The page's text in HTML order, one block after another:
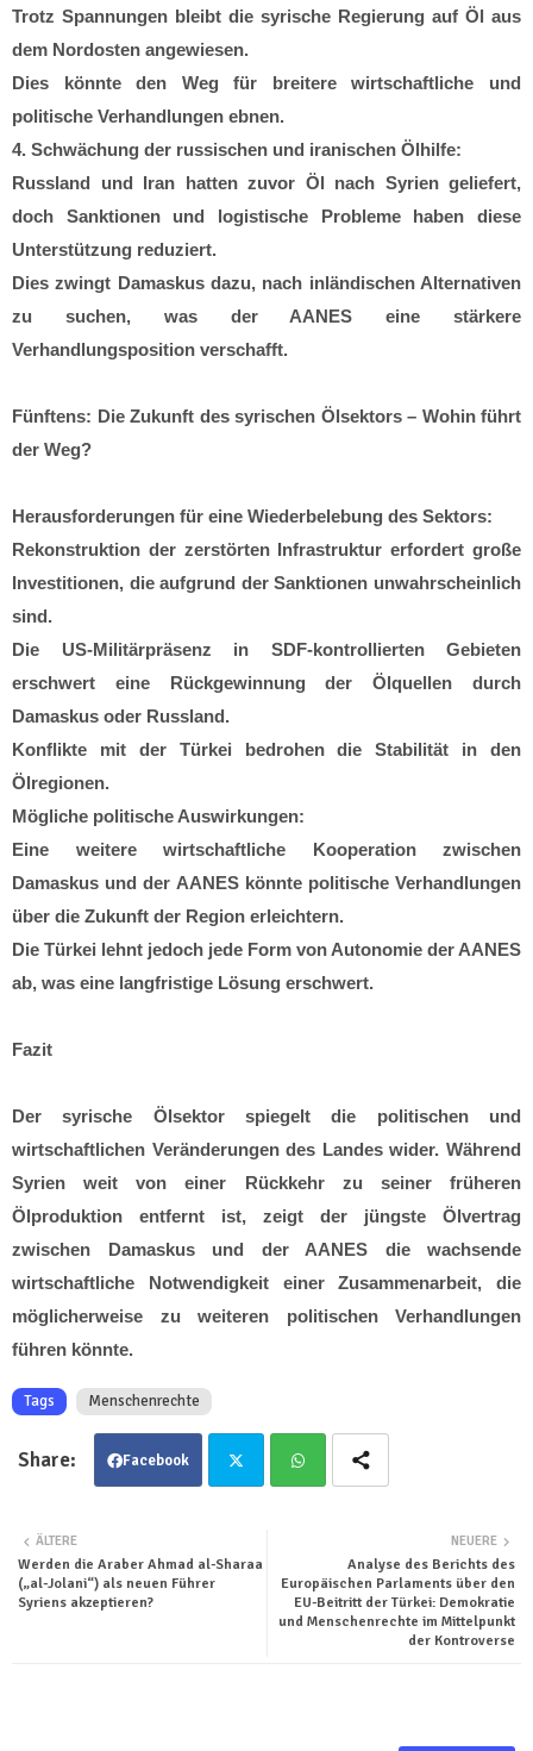
Trotz Spannungen bleibt die syrische Regierung auf Öl aus
dem Nordosten angewiesen.
Dies könnte den Weg für breitere wirtschaftliche und
politische Verhandlungen ebnen.
4. Schwächung der russischen und iranischen Ölhilfe:
Russland und Iran hatten zuvor Öl nach Syrien geliefert,
doch Sanktionen und logistische Probleme haben diese
Unterstützung reduziert.
Dies zwingt Damaskus dazu, nach inländischen Alternativen
zu suchen, was der AANES eine stärkere
Verhandlungsposition verschafft.
Fünftens: Die Zukunft des syrischen Ölsektors – Wohin führt
der Weg?
Herausforderungen für eine Wiederbelebung des Sektors:
Rekonstruktion der zerstörten Infrastruktur erfordert große
Investitionen, die aufgrund der Sanktionen unwahrscheinlich
sind.
Die US-Militärpräsenz in SDF-kontrollierten Gebieten
erschwert eine Rückgewinnung der Ölquellen durch
Damaskus oder Russland.
Konflikte mit der Türkei bedrohen die Stabilität in den
Ölregionen.
Mögliche politische Auswirkungen:
Eine weitere wirtschaftliche Kooperation zwischen
Damaskus und der AANES könnte politische Verhandlungen
über die Zukunft der Region erleichtern.
Die Türkei lehnt jedoch jede Form von Autonomie der AANES
ab, was eine langfristige Lösung erschwert.
Fazit
Der syrische Ölsektor spiegelt die politischen und
wirtschaftlichen Veränderungen des Landes wider. Während
Syrien weit von einer Rückkehr zu seiner früheren
Ölproduktion entfernt ist, zeigt der jüngste Ölvertrag
zwischen Damaskus und der AANES die wachsende
wirtschaftliche Notwendigkeit einer Zusammenarbeit, die
möglicherweise zu weiteren politischen Verhandlungen
führen könnte.
Tags Menschenrechte
Facebook
ter
pp
NEUERE
Analyse des Berichts des
Europäischen Parlaments über den
EU-Beitritt der Türkei: Demokratie
und Menschenrechte im Mittelpunkt
der Kontroverse
ÄLTERE
Werden die Araber Ahmad al-Sharaa
(„al-Jolani“) als neuen Führer
Syriens akzeptieren?